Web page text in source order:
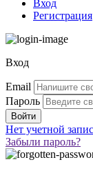
Вход
Регистрация
Вход
Email
Пароль
Нет учетной
Забыли пароль?